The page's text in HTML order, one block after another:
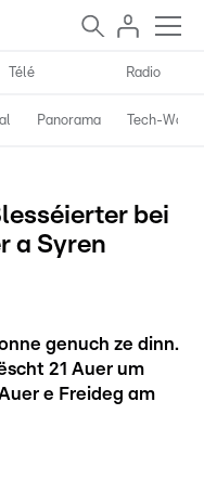
Télé Radio
Panorama Tech-World
bei
a Syren
genuch ze dinn.
21 Auer um
e Freideg am